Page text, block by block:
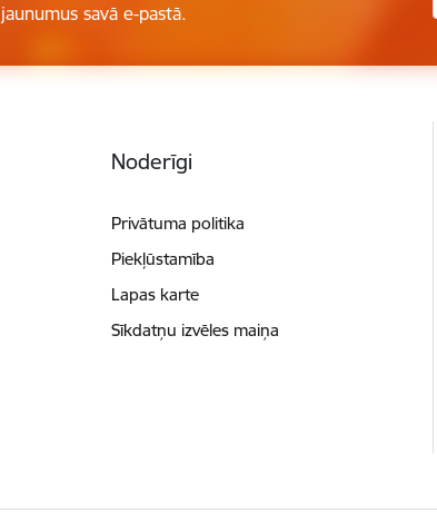
savā e-pastā.
Noderīgi
Privātuma politika
Piekļūstamība
Lapas karte
Sīkdatņu izvēles maiņa